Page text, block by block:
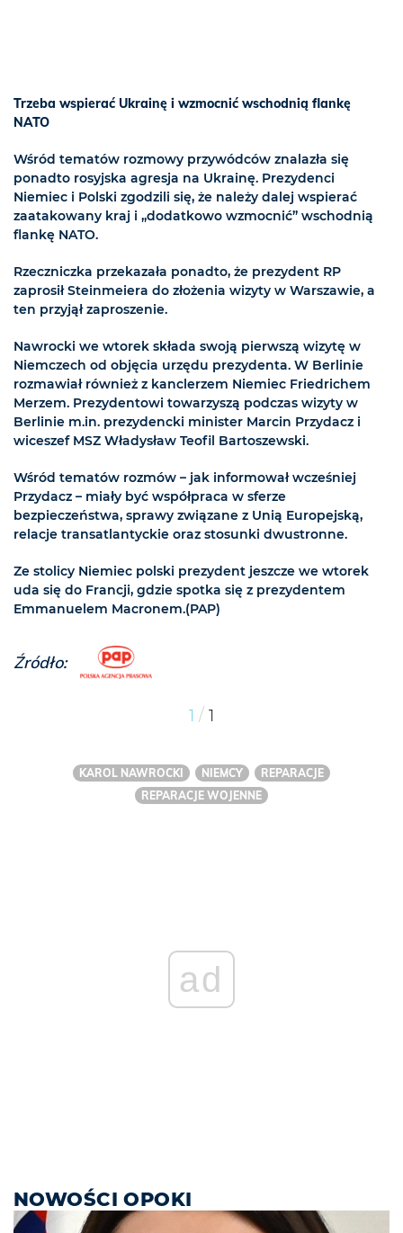
Trzeba wspierać Ukrainę i wzmocnić wschodnią flankę
NATO
Wśród tematów rozmowy przywódców znalazła się
ponadto rosyjska agresja na Ukrainę. Prezydenci
Niemiec i Polski zgodzili się, że należy dalej wspierać
zaatakowany kraj i „dodatkowo wzmocnić” wschodnią
flankę NATO.
Rzeczniczka przekazała ponadto, że prezydent RP
zaprosił Steinmeiera do złożenia wizyty w Warszawie, a
ten przyjął zaproszenie.
Nawrocki we wtorek składa swoją pierwszą wizytę w
Niemczech od objęcia urzędu prezydenta. W Berlinie
rozmawiał również z kanclerzem Niemiec Friedrichem
Merzem. Prezydentowi towarzyszą podczas wizyty w
Berlinie m.in. prezydencki minister Marcin Przydacz i
wiceszef MSZ Władysław Teofil Bartoszewski.
Wśród tematów rozmów – jak informował wcześniej
Przydacz – miały być współpraca w sferze
bezpieczeństwa, sprawy związane z Unią Europejską,
relacje transatlantyckie oraz stosunki dwustronne.
Ze stolicy Niemiec polski prezydent jeszcze we wtorek
uda się do Francji, gdzie spotka się z prezydentem
Emmanuelem Macronem.(PAP)
Źródło:
1 / 1
KAROL NAWROCKI NIEMCY
REPARACJE
REPARACJE WOJENNE
ad
NOWOŚCI OPOKI